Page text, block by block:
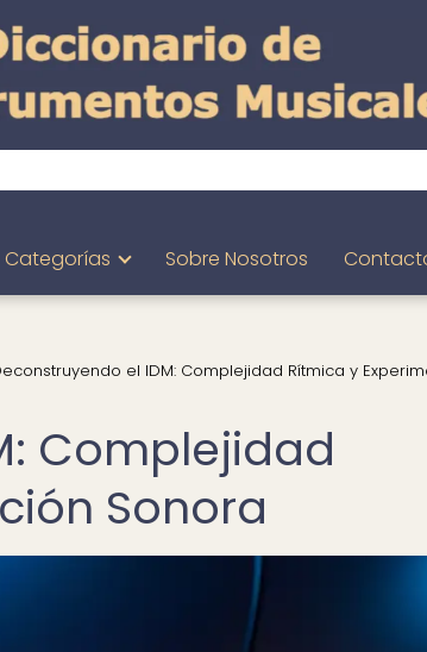
Categorías Sobre Nosotros
el IDM: Complejidad Rítmica y
Complejidad
Sonora